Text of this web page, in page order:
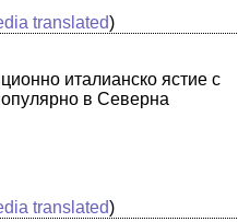
translated)
италианско ястие с
в Северна
translated)